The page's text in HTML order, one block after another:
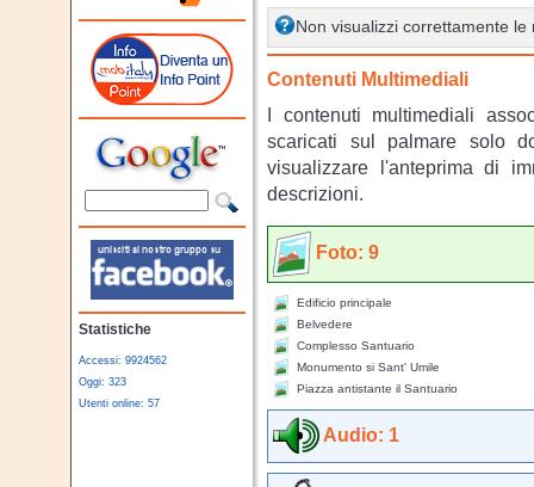
Statistiche
Accessi: 9924562
Oggi: 323
Utenti online: 57
Non visualizzi correttamente
Contenuti Multimediali
I contenuti multimediali
scaricati sul palmare solo
visualizzare l'anteprima di
descrizioni.
Foto: 9
Edificio principale
Belvedere
Complesso Santuario
Monumento si Sant' Umile
Piazza antistante il Santuario
Audio: 1